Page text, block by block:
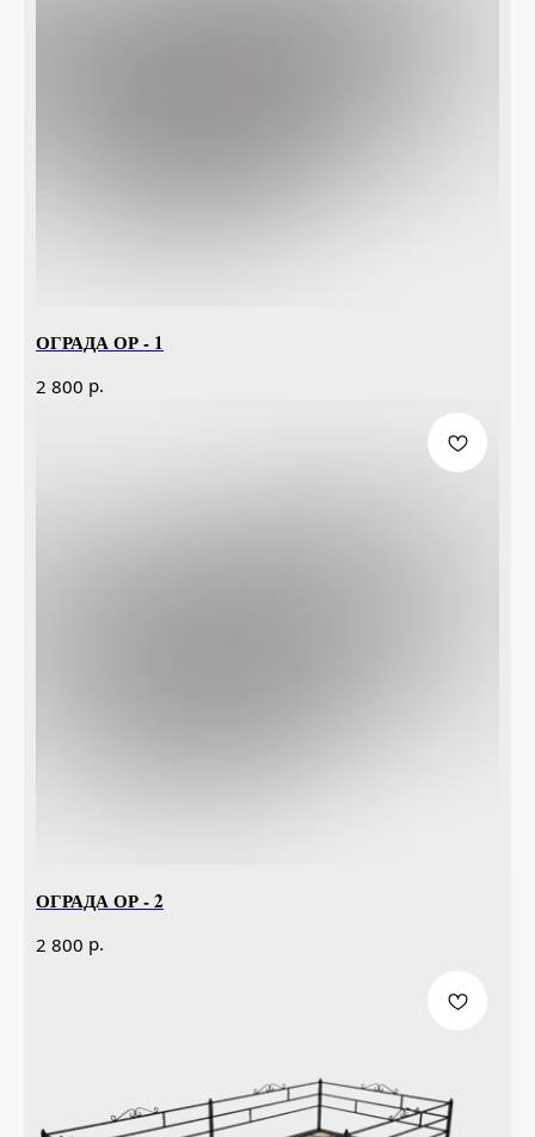
ОГРАДА ОР - 1
2 800 р.
ОГРАДА ОР - 2
2 800 р.